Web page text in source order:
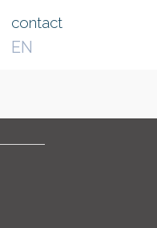
contact
EN